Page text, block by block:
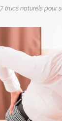
7 trucs naturels pour